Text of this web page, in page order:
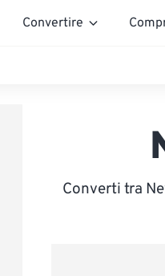
Convertire
Converti tra